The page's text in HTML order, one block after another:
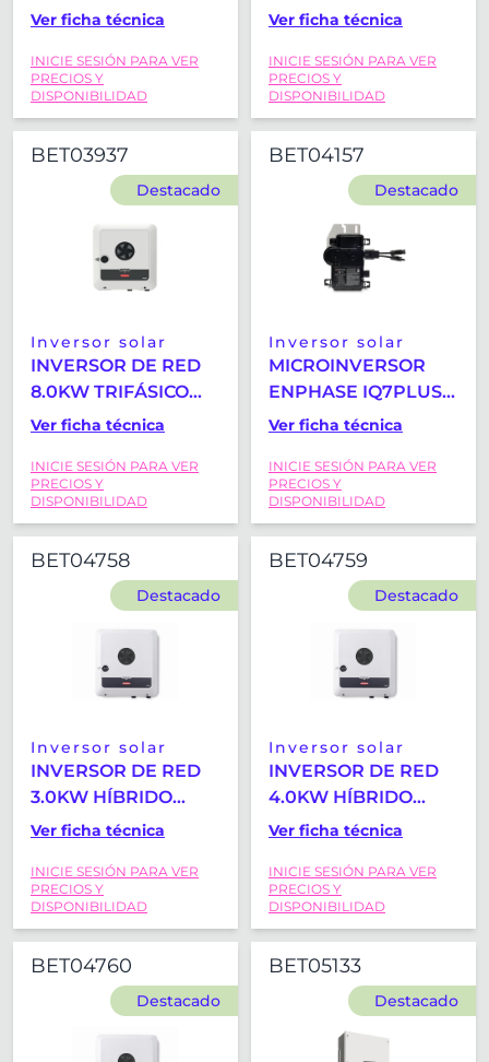
HÍBRIDO FRONIUS
PLUS
Ver ficha técnica
INICIE SESIÓN PARA VER
PRECIOS Y
DISPONIBILIDAD
HÍBRIDO FRONIUS
PLUS
Ver ficha técnica
INICIE SESIÓN PARA VER
PRECIOS Y
DISPONIBILIDAD
BET03937
Destacado
Inversor solar
INVERSOR DE RED
8.0KW TRIFÁSICO
HÍBRIDO FRONIUS
PLUS
Ver ficha técnica
INICIE SESIÓN PARA VER
PRECIOS Y
DISPONIBILIDAD
BET04157
Destacado
Inversor solar
MICROINVERSOR
ENPHASE IQ7PLUS-
72-M-INT PARA
72 CELULAS
Ver ficha técnica
INICIE SESIÓN PARA VER
PRECIOS Y
DISPONIBILIDAD
BET04758
Destacado
Inversor solar
INVERSOR DE RED
3.0KW HÍBRIDO
FRONIUS SYMO
Ver ficha técnica
INICIE SESIÓN PARA VER
PRECIOS Y
DISPONIBILIDAD
BET04759
Destacado
Inversor solar
INVERSOR DE RED
4.0KW HÍBRIDO
FRONIUS SYMO
Ver ficha técnica
INICIE SESIÓN PARA VER
PRECIOS Y
DISPONIBILIDAD
BET04760
Destacado
BET05133
Destacado